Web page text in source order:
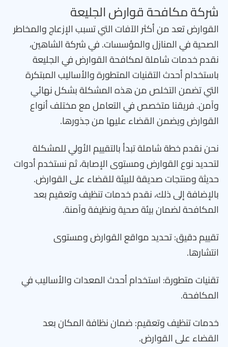
شركة مكافحة قوارض الجليعة
القوارض تعد من أكثر الآفات التي تسبب الإزعاج والمخاطر
الصحية في المنازل والمؤسسات. في شركة الشاهين،
نقدم خدمات شاملة لمكافحة القوارض في الجليعة
باستخدام أحدث التقنيات المتطورة والأساليب المبتكرة
التي تضمن التخلص من هذه المشكلة بشكل نهائي
وآمن. فريقنا متخصص في التعامل مع مختلف أنواع
القوارض ويضمن القضاء عليها من جذورها.
نحن نقدم خطة شاملة تبدأ بالتقييم الأولي للمشكلة
لتحديد نوع القوارض ومستوى الإصابة، ثم نستخدم أدوات
حديثة ومنتجات صديقة للبيئة للقضاء على القوارض.
بالإضافة إلى ذلك، نقدم خدمات تنظيف وتعقيم بعد
المكافحة لضمان بيئة صحية ونظيفة وآمنة.
تقييم دقيق: تحديد مواقع القوارض ومستوى
انتشارها.
تقنيات متطورة: استخدام أحدث المعدات والأساليب في
المكافحة.
خدمات تنظيف وتعقيم: ضمان نظافة المكان بعد
القضاء على القوارض.